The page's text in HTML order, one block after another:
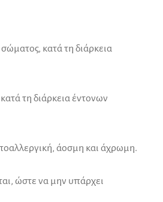
κατά τη διάρκεια
τη διάρκεια έντονων
άοσμη και άχρωμη.
ώστε να μην υπάρχει